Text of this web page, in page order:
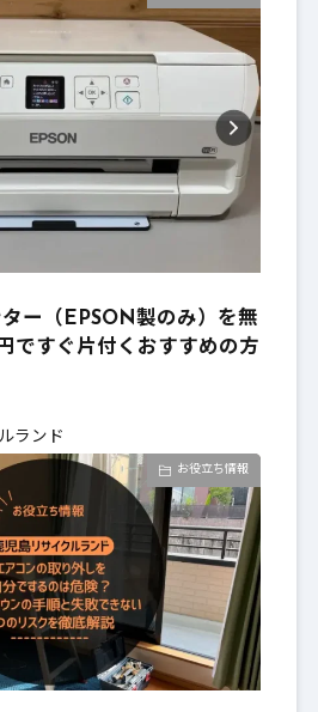
ー（EPSON製のみ）を無
ですぐ片付くおすすめの方
ランド
お役立ち情報